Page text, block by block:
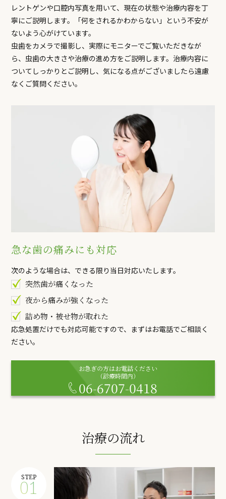
レントゲンや口腔内写真を用いて、現在の状態や治療内容を丁
寧にご説明します。「何をされるかわからない」という不安が
ないよう心がけています。
虫歯をカメラで撮影し、実際にモニターでご覧いただきなが
ら、虫歯の大きさや治療の進め方をご説明します。治療内容に
ついてしっかりとご説明し、気になる点がございましたら遠慮
なくご質問ください。
急な歯の痛みにも対応
次のような場合は、できる限り当日対応いたします。
突然歯が痛くなった
夜から痛みが強くなった
詰め物・被せ物が取れた
応急処置だけでも対応可能ですので、まずはお電話でご相談く
ださい。
お急ぎの方はお電話ください
（診療時間内）
06-6707-0418
治療の流れ
STEP
01